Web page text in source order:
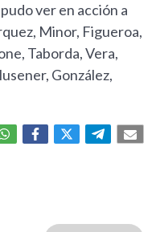
ver en acción a
Minor, Figueroa,
Taborda, Vera,
González,